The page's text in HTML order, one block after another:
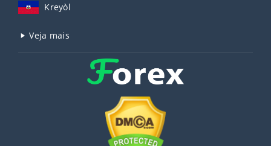
Kreyòl
Veja mais